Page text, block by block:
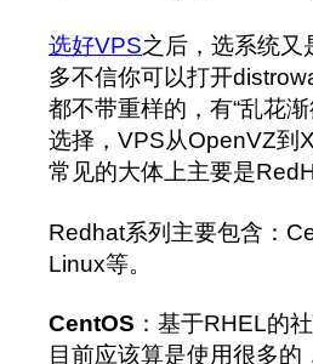
选好VPS之后，选系统
多不信你可以打开
都不带重样的，有“乱花
选择，VPS从OpenVZ到
常见的大体上主要是
Redhat系列主要包含：
Linux等。
CentOS ：基于RHEL的
目前应该算是使用很多